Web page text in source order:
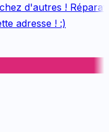
d'autres !
adresse ! :)